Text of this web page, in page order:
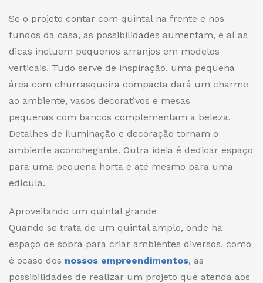
Se o projeto contar com quintal na frente e nos
fundos da casa, as possibilidades aumentam, e aí as
dicas incluem pequenos arranjos em modelos
verticais. Tudo serve de inspiração, uma pequena
área com churrasqueira compacta dará um charme
ao ambiente, vasos decorativos e mesas
pequenas com bancos complementam a beleza.
Detalhes de iluminação e decoração tornam o
ambiente aconchegante. Outra ideia é dedicar espaço
para uma pequena horta e até mesmo para uma
edícula.
Aproveitando um quintal grande
Quando se trata de um quintal amplo, onde há
espaço de sobra para criar ambientes diversos, como
é ocaso dos nossos empreendimentos, as
possibilidades de realizar um projeto que atenda aos